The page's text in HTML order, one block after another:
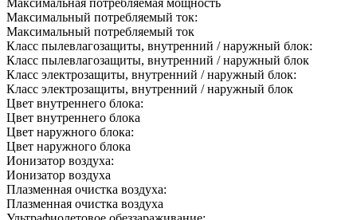
Максимальный потребляемый ток:
Максимальный потребляемый ток
Класс пылевлагозащиты, внутренний / наружный блок:
Класс пылевлагозащиты, внутренний / наружный блок
Класс электрозащиты, внутренний / наружный блок:
Класс электрозащиты, внутренний / наружный блок
Цвет внутреннего блока:
Цвет внутреннего блока
Цвет наружного блока:
Цвет наружного блока
Ионизатор воздуха:
Ионизатор воздуха
Плазменная очистка воздуха:
Плазменная очистка воздуха